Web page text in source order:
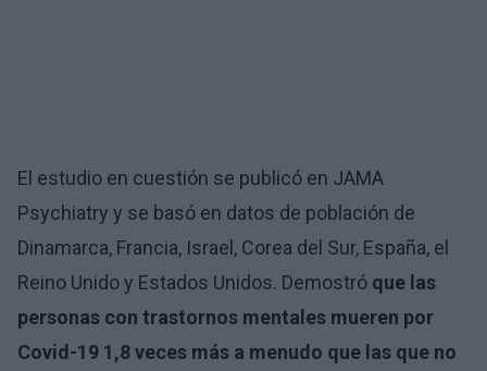
El estudio en cuestión se publicó en JAMA
Psychiatry y se basó en datos de población de
Dinamarca, Francia, Israel, Corea del Sur, España, el
Reino Unido y Estados Unidos. Demostró que las
personas con trastornos mentales mueren por
Covid-19 1,8 veces más a menudo que las que no